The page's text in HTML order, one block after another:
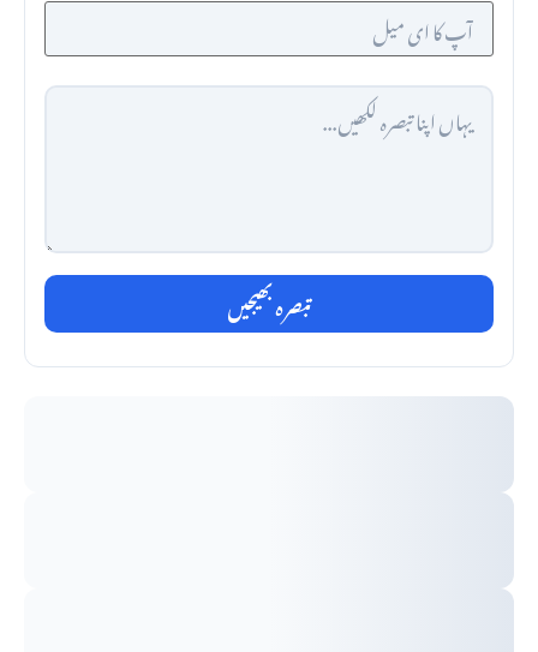
تبصرہ بھیجیں